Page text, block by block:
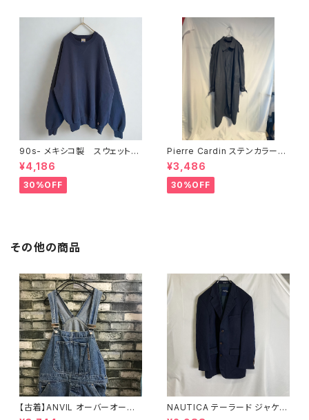
90s- メキシコ製 スウェット
Russel Athletic ネイビー
¥4,186
30%OFF
Pierre Cardin ステンカラー
コート グレー
¥3,486
30%OFF
その他の商品
【古着】ANVIL オーバーオー
ル ゆるだぼ デニム
NAUTICA テーラード ジャケッ
ト シングル ネイビー オーバー